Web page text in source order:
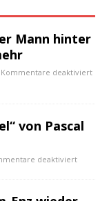
Mann hinter
Kommentare deaktiviert
von Pascal
deaktiviert